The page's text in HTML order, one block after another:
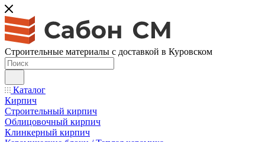
Строительные материалы с доставкой в Куровском
Каталог
Кирпич
Строительный кирпич
Облицовочный кирпич
Клинкерный кирпич